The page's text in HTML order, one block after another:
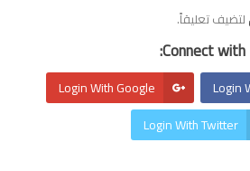
لتضيف تعليقاً.
Connect with:
Login
Login With Google
Login With Twitter